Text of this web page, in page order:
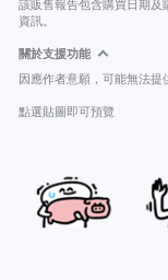
該販售報告包含購買日期及
資訊。
關於支援功能
因應作者意願，可能無法提
點選貼圖即可預覽